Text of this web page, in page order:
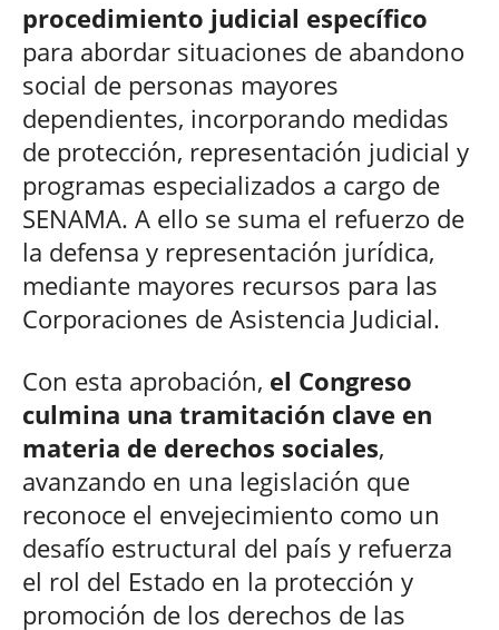
procedimiento judicial específico
para abordar situaciones de abandono
social de personas mayores
dependientes, incorporando medidas
de protección, representación judicial y
programas especializados a cargo de
SENAMA. A ello se suma el refuerzo de
la defensa y representación jurídica,
mediante mayores recursos para las
Corporaciones de Asistencia Judicial.
Con esta aprobación, el Congreso
culmina una tramitación clave en
materia de derechos sociales,
avanzando en una legislación que
reconoce el envejecimiento como un
desafío estructural del país y refuerza
el rol del Estado en la protección y
promoción de los derechos de las